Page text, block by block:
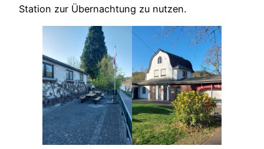
Station zur Übernachtung zu nutzen.